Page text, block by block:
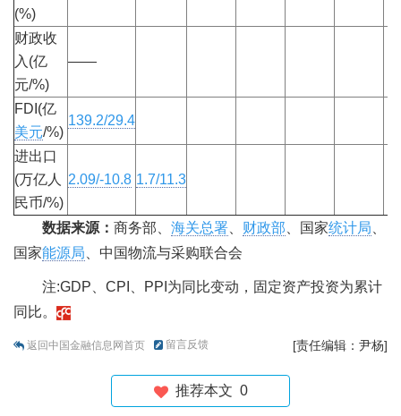
(%)
财政收
入(亿
元/%)
——
FDI(亿
美元/%)
139.2/29.4
进出口
(万亿人
民币/%)
2.09/-10.8 1.7/11.3
数据来源： 商务部、 海关总署 财政部 、国家统计局
国家能源局 、中国物流与采购联合会
注:GDP、CPI、PPI为同比变动，固定资产投资为累计
同比。
返回中国金融信息网首页 留言反馈 [责任编辑：尹杨]
推荐本文 0